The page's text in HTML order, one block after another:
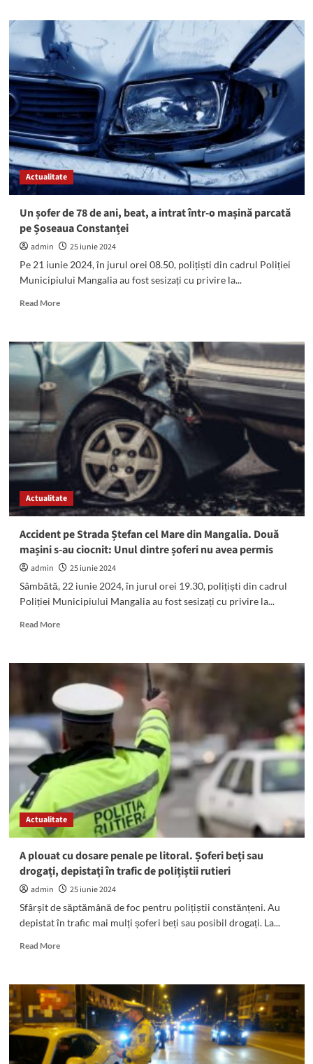
Au
fost
ANULATE
alegerile
de
la
Costinești
pentru
fotoliul
de
primar.
Decizia
BEC
Actualitate
Un șofer de 78 de ani, beat, a intrat într-o mașină parcată
pe Șoseaua Constanței
admin
25 iunie 2024
Pe 21 iunie 2024, în jurul orei 08.50, polițiști din cadrul Poliției
Municipiului Mangalia au fost sesizați cu privire la...
Read MoreRead
Un
șofer
de
ani,
beat,
a
intrat
mașină
parcată
pe
Constanței
Actualitate
Accident pe Strada Ștefan cel Mare din Mangalia. Două
mașini s-au ciocnit: Unul dintre șoferi nu avea permis
admin
25 iunie 2024
Sâmbătă, 22 iunie 2024, în jurul orei 19.30, polițiști din cadrul
Poliției Municipiului Mangalia au fost sesizați cu privire la...
Read MoreRead
Accident
Strada
cel
Mare
din
Mangalia.
Două
au
ciocnit:
Unul
șoferi
nu
avea
Actualitate
A plouat cu dosare penale pe litoral. Șoferi beți sau
drogați, depistați în trafic de polițiștii rutieri
admin
25 iunie 2024
Sfârșit de săptămână de foc pentru polițiștii constănțeni. Au
depistat în trafic mai mulți șoferi beți sau posibil drogați. La...
Read MoreRead
A
plouat
cu
dosare
penale
pe